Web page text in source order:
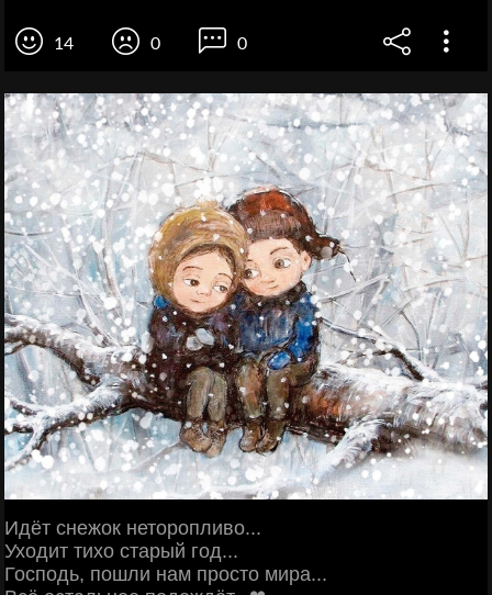
14 0 0
Идёт снежок неторопливо...
Уходит тихо старый год...
Господь, пошли нам просто мира...